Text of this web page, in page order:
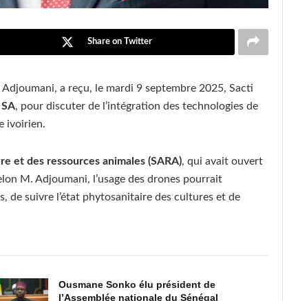
Share on Twitter
a reçu, le mardi 9 septembre 2025, Sacti
, pour discuter de l’intégration des technologies de
ivoirien.
et des ressources animales (SARA), qui avait ouvert
M. Adjoumani, l’usage des drones pourrait
de suivre l’état phytosanitaire des cultures et de
Ousmane Sonko élu président de
l’Assemblée nationale du Sénégal